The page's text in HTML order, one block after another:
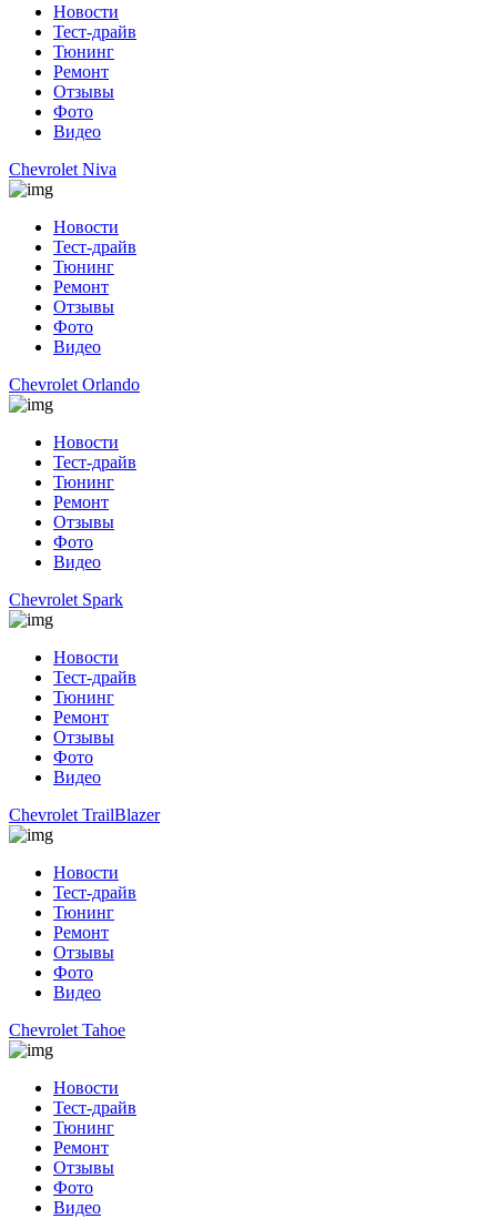
Новости
Тест-драйв
Тюнинг
Ремонт
Отзывы
Фото
Видео
Chevrolet Niva
Новости
Тест-драйв
Тюнинг
Ремонт
Отзывы
Фото
Видео
Chevrolet Orlando
Новости
Тест-драйв
Тюнинг
Ремонт
Отзывы
Фото
Видео
Chevrolet Spark
Новости
Тест-драйв
Тюнинг
Ремонт
Отзывы
Фото
Видео
Chevrolet TrailBlazer
Новости
Тест-драйв
Тюнинг
Ремонт
Отзывы
Фото
Видео
Chevrolet Tahoe
Новости
Тест-драйв
Тюнинг
Ремонт
Отзывы
Фото
Видео